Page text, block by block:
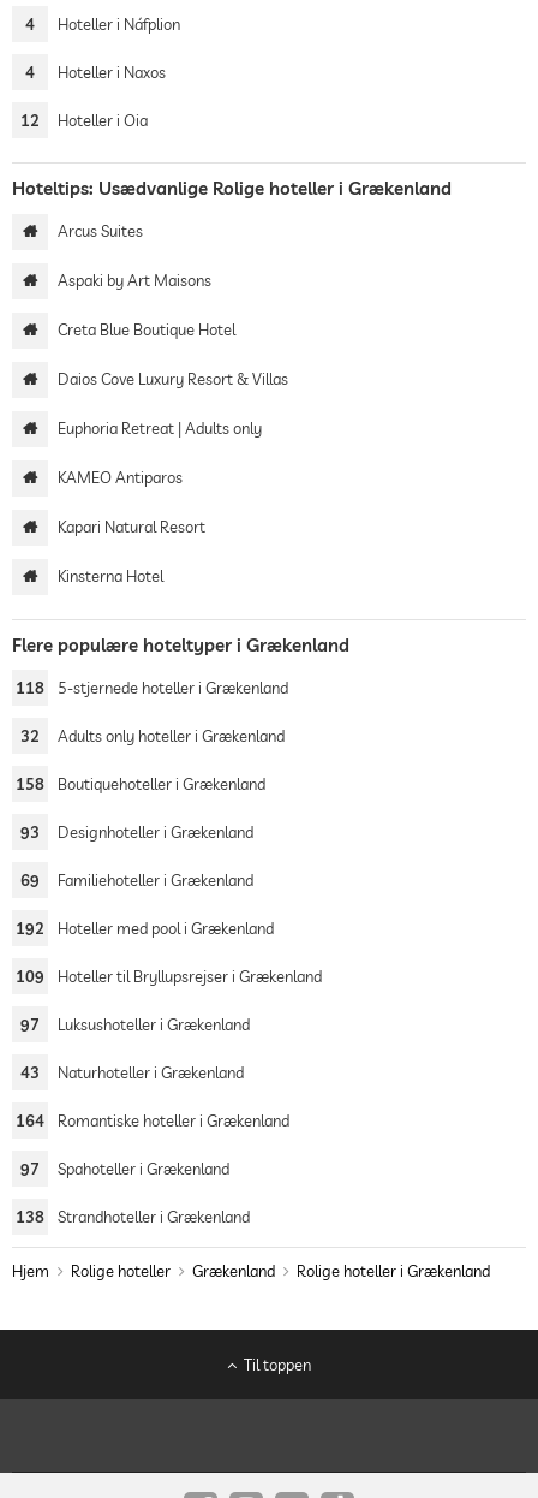
4 Hoteller i Náfplion
4 Hoteller i Naxos
12 Hoteller i Oia
Hoteltips: Usædvanlige Rolige hoteller i Grækenland
Arcus Suites
Aspaki by Art Maisons
Creta Blue Boutique Hotel
Daios Cove Luxury Resort & Villas
Euphoria Retreat | Adults only
KAMEO Antiparos
Kapari Natural Resort
Kinsterna Hotel
Flere populære hoteltyper i Grækenland
118 5-stjernede hoteller i Grækenland
32 Adults only hoteller i Grækenland
158 Boutiquehoteller i Grækenland
93 Designhoteller i Grækenland
69 Familiehoteller i Grækenland
192 Hoteller med pool i Grækenland
109 Hoteller til Bryllupsrejser i Grækenland
97 Luksushoteller i Grækenland
43 Naturhoteller i Grækenland
164 Romantiske hoteller i Grækenland
97 Spahoteller i Grækenland
138 Strandhoteller i Grækenland
Hjem Rolige hoteller Grækenland Rolige hoteller i Grækenland
Til toppen